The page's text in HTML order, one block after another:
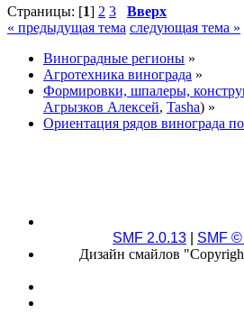
Страницы: [1] 2 3
Вверх
« предыдущая тема следующая тема »
Виноградные регионы »
Агротехника винограда »
Формировки, шпалеры,
Агрызков Алексей, Tasha) »
Ориентация рядов винограда
SMF 2.0.13 SMF
Дизайн смайлов